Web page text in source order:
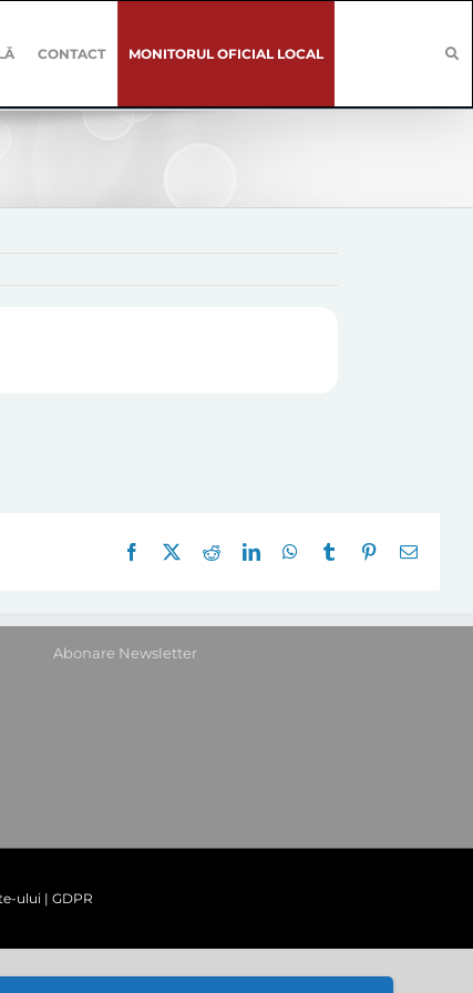
CONTACT MONITORUL OFICIAL LOCAL
Facebook RedditLinkedInWhatsApp
Tumblr Pinterest
E-
Abonare Newsletter
ului| GDPR